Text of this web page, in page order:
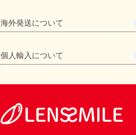
海外発送について
個人輸入について